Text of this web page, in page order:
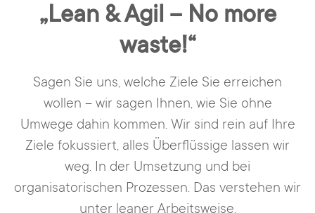
„Lean & Agil – No more
waste!“
Sagen Sie uns, welche Ziele Sie erreichen
wollen – wir sagen Ihnen, wie Sie ohne
Umwege dahin kommen. Wir sind rein auf Ihre
Ziele fokussiert, alles Überflüssige lassen wir
weg. In der Umsetzung und bei
organisatorischen Prozessen. Das verstehen wir
unter leaner Arbeitsweise.